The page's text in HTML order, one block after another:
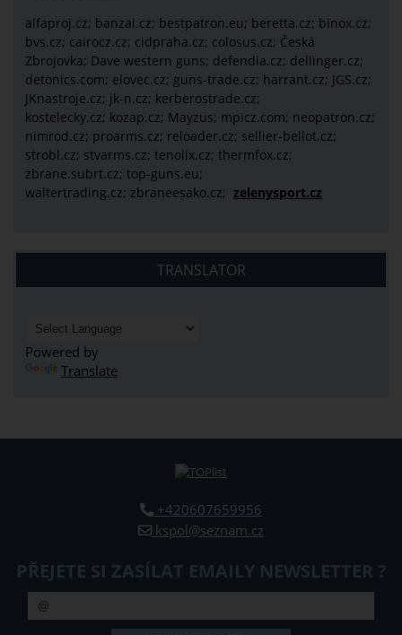
alfaproj.cz; banzai.cz; bestpatron.eu; beretta.cz; binox.cz;
bvs.cz; cairocz.cz; cidpraha.cz; colosus.cz; Česká
Zbrojovka; Dave western guns; defendia.cz; dellinger.cz;
detonics.com; elovec.cz; guns-trade.cz; harrant.cz; JGS.cz;
JKnastroje.cz; jk-n.cz; kerberostrade.cz;
kostelecky.cz; kozap.cz; Mayzus; mpicz.com; neopatron.cz;
nimrod.cz; proarms.cz; reloader.cz; sellier-bellot.cz;
strobl.cz; stvarms.cz; tenolix.cz; thermfox.cz;
zbrane.subrt.cz; top-guns.eu;
waltertrading.cz; zbraneesako.cz; zelenysport.cz
TRANSLATOR
Powered by
Translate
+420607659956
kspol@seznam.cz
PŘEJETE SI ZASÍLAT EMAILY NEWSLETTER ?